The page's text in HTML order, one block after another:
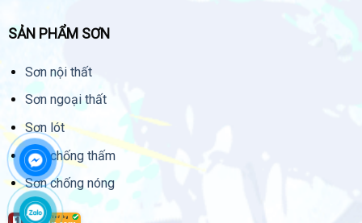
SẢN PHẨM SƠN
Sơn nội thất
Sơn ngoại thất
Sơn lót
Sơn chống thấm
Sơn chống nóng